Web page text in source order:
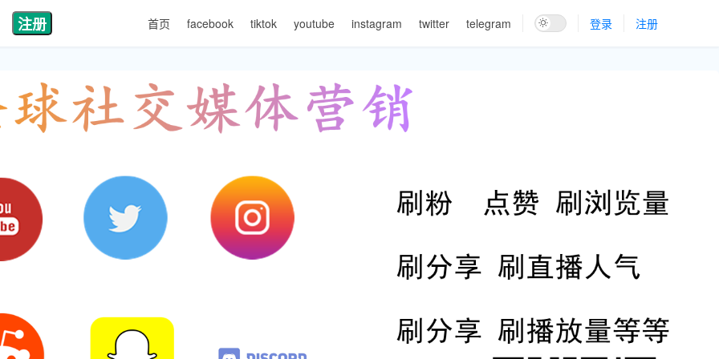
注册 首页 facebook tiktok youtube instagram twitter telegram 登录 注册